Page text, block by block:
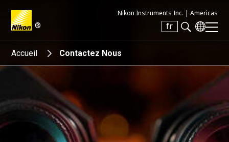
®
Nikon Instruments Inc. | Americas
fr
Search keyword(s)
Accueil Contactez Nous